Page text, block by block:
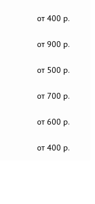
от 400 р.
от 900 р.
от 500 р.
от 700 р.
от 600 р.
от 400 р.